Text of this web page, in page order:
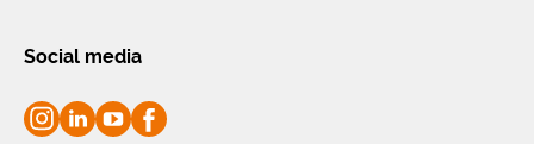
Social media